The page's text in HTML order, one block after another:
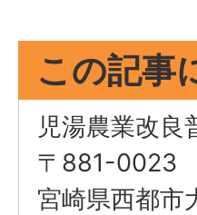
この記事
児湯農業改良
〒881-0023
宮崎県西都市